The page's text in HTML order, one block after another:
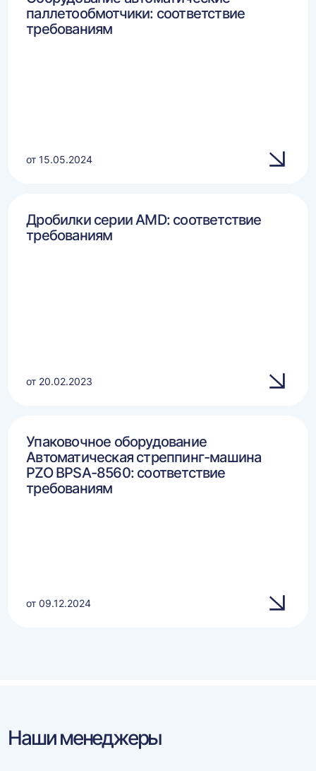
паллетообмотчики: соответствие
требованиям
от 15.05.2024
Дробилки серии AMD: соответствие
требованиям
от 20.02.2023
Упаковочное оборудование
Автоматическая стреппинг-машина
PZO BPSA-8560: соответствие
требованиям
от 09.12.2024
Наши менеджеры